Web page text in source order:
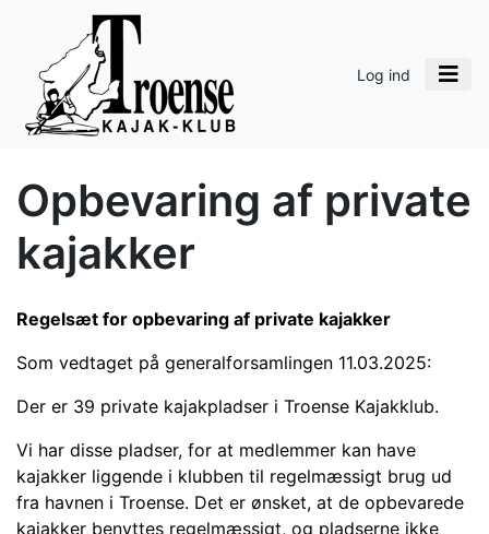
Log ind
Opbevaring af private
kajakker
Regelsæt for opbevaring af private kajakker
Som vedtaget på generalforsamlingen 11.03.2025:
Der er 39 private kajakpladser i Troense Kajakklub.
Vi har disse pladser, for at medlemmer kan have
kajakker liggende i klubben til regelmæssigt brug ud
fra havnen i Troense. Det er ønsket, at de opbevarede
kajakker benyttes regelmæssigt, og pladserne ikke